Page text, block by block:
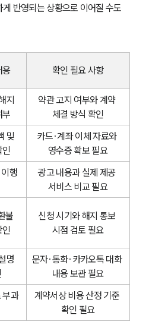
반영되는 상황으로 이어질 수도
용 확인 필요 사항
지
부
약관 고지 여부와 계약
체결 방식 확인
및
카드·계좌 이체 자료와
영수증 확보 필요
행
광고 내용과 실제 제공
서비스 비교 필요
불
신청 시기와 해지 통보
시점 검토 필요
명
문자·통화·카카오톡 대화
내용 보관 필요
부과
계약서상 비용 산정 기준
확인 필요